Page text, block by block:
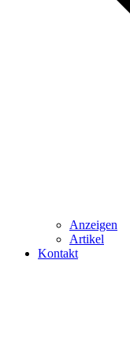
Anzeigen
Artikel
Kontakt